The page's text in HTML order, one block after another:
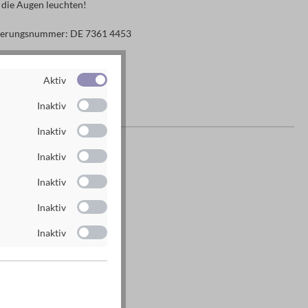
Augen leuchten!
DE 7361 4453
Aktiv
Inaktiv
Inaktiv
Inaktiv
Inaktiv
Inaktiv
Inaktiv